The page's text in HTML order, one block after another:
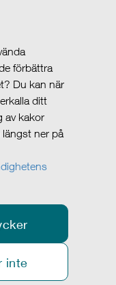
förbättra
Du kan när
ditt
av kakor
ner på
inte